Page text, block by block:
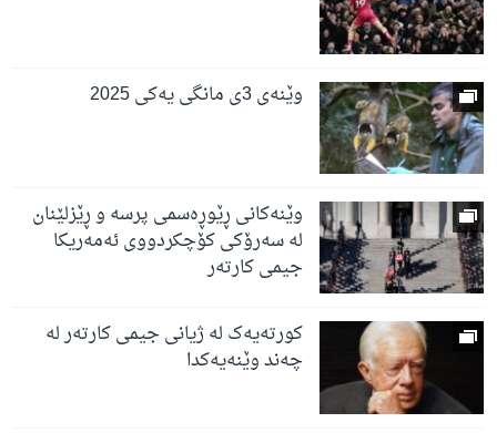
وێنەی 3ی مانگی یەکی 2025
وێنەکانی ڕێوڕەسمی پرسە و ڕێزلێنان
لە سەرۆکی کۆچکردووی ئەمەریکا
جیمی کارتەر
کورتەیەک لە ژیانی جیمی کارتەر لە
چەند وێنەیەکدا